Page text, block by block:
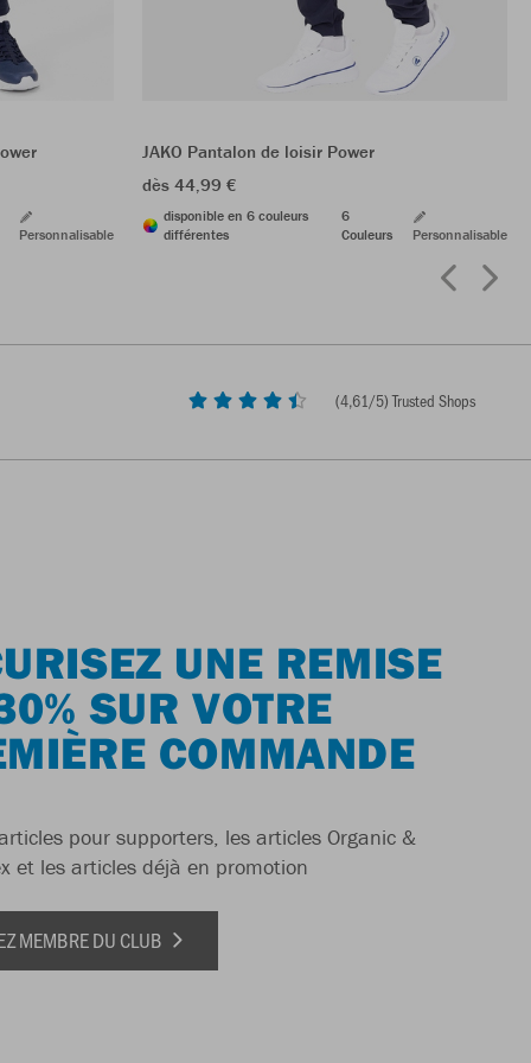
Personnalisable
JAKO Pantalon de loisir Power
dès 44,99 €
disponible en 6 couleurs
différentes
6
Couleurs
Personnalisable
(4,61/5) Trusted Shops
UNE REMISE
SUR VOTRE
COMMANDE
pour supporters, les articles Organic &
et les articles déjà en promotion
MEMBRE DU CLUB